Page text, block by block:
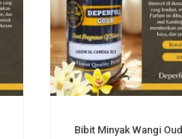
Bibit Minyak Wangi Oud